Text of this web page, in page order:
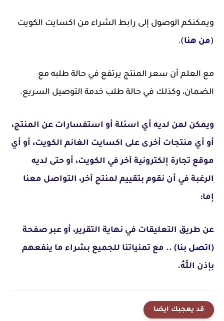
ويمكنكم الوصول إلى رابط الشراء من اكسايت الكويت
(من هنا).
مع العلم أن سعر المنتج يرتفع في حالة طلبه مع
الضمان، وكذلك في حالة طلب خدمة التوصيل السريع.
ويمكن لمن لديه أي اسئلة أو استفسارات عن المنتج،
أو أي منتجات أخرى على اكسايت الغانم الكويت، أو أي
موقع تجارة إلكترونية آخر في الكويت، أو حتى لديه
الرغبة في أن نقوم بتقييم لمنتج آخر، التواصل معنا
إما:
عن طريق التعليقات في نهاية التقرير، أو عبر صفحة
(اتصل بنا) .. مع تمنياتنا للجميع بشراء ما ينفعهم
بإذن اللَّهُ.
قد يعجبك ايضا